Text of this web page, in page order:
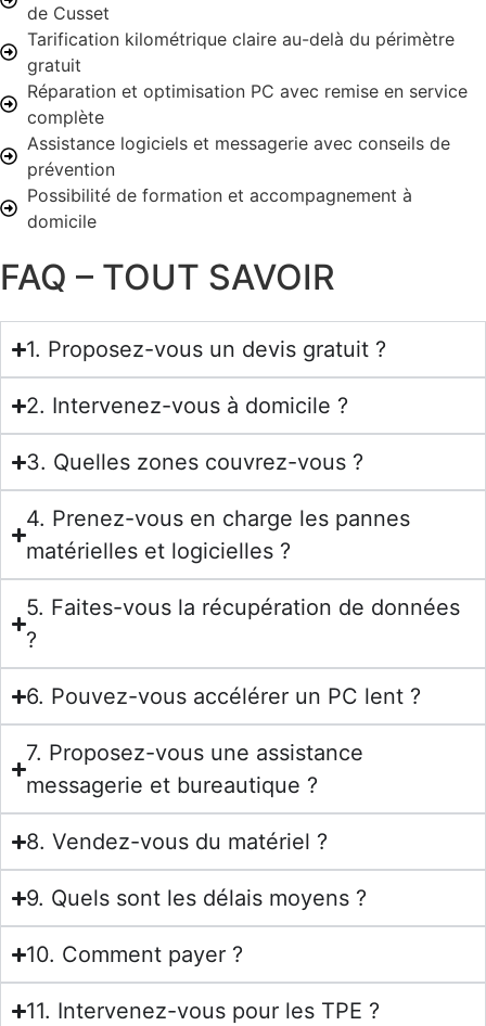
de Cusset
Tarification kilométrique claire au-delà du périmètre
gratuit
Réparation et optimisation PC avec remise en service
complète
Assistance logiciels et messagerie avec conseils de
prévention
Possibilité de formation et accompagnement à
domicile
FAQ – TOUT SAVOIR
1. Proposez-vous un devis gratuit ?
2. Intervenez-vous à domicile ?
3. Quelles zones couvrez-vous ?
4. Prenez-vous en charge les pannes
matérielles et logicielles ?
5. Faites-vous la récupération de données
?
6. Pouvez-vous accélérer un PC lent ?
7. Proposez-vous une assistance
messagerie et bureautique ?
8. Vendez-vous du matériel ?
9. Quels sont les délais moyens ?
10. Comment payer ?
11. Intervenez-vous pour les TPE ?